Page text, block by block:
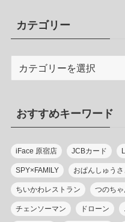
カテゴリー
リ
ー
おすすめキーワード
iFace 原宿店 JCBカード
SPY×FAMILY おぱんしゅう
ちいかわレストラン つのちゃ
チェンソーマン ドローン